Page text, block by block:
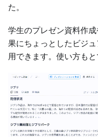
た。
学生のプレゼン資料作
果にちょっとしたビジ
用できます。使い方もと